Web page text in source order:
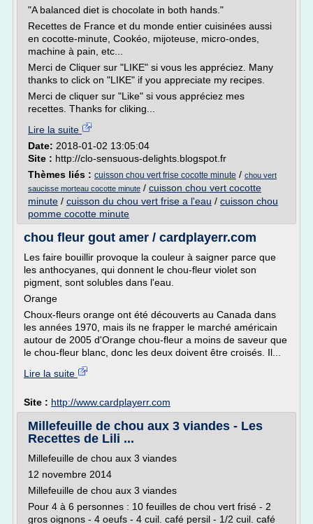
"A balanced diet is chocolate in both hands."
Recettes de France et du monde entier cuisinées aussi
en cocotte-minute, Cookéo, mijoteuse, micro-ondes,
machine à pain, etc...
Merci de Cliquer sur "LIKE" si vous les appréciez. Many
thanks to click on "LIKE" if you appreciate my recipes.
Merci de cliquer sur "Like" si vous appréciez mes
recettes. Thanks for cliking...
Lire la suite
Date: 2018-01-02 13:05:04
Site : http://clo-sensuous-delights.blogspot.fr
Thèmes liés : cuisson chou vert frise cocotte minute / chou vert
saucisse morteau cocotte minute / cuisson chou vert cocotte
minute / cuisson du chou vert frise a l'eau / cuisson chou
pomme cocotte minute
chou fleur gout amer / cardplayerr.com
Les faire bouillir provoque la couleur à saigner parce que
les anthocyanes, qui donnent le chou-fleur violet son
pigment, sont solubles dans l'eau.
Orange
Choux-fleurs orange ont été découverts au Canada dans
les années 1970, mais ils ne frapper le marché américain
autour de 2005 d'Orange chou-fleur a moins de saveur que
le chou-fleur blanc, donc les deux doivent être croisés. Il...
Lire la suite
Site : http://www.cardplayerr.com
Millefeuille de chou aux 3 viandes - Les
Recettes de Lili ...
Millefeuille de chou aux 3 viandes
12 novembre 2014
Millefeuille de chou aux 3 viandes
Pour 4 à 6 personnes : 10 feuilles de chou vert frisé - 2
gros oignons - 4 oeufs - 4 cuil. café persil - 1/2 cuil. café